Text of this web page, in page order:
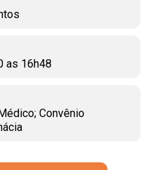
as 16h48
Convênio